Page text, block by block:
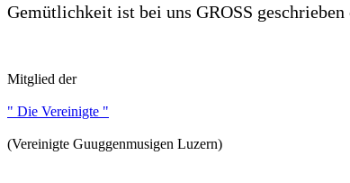
Gemütlichkeit ist bei uns GROSS
Mitglied der
" Die Vereinigte "
(Vereinigte Guuggenmusigen Luzern)